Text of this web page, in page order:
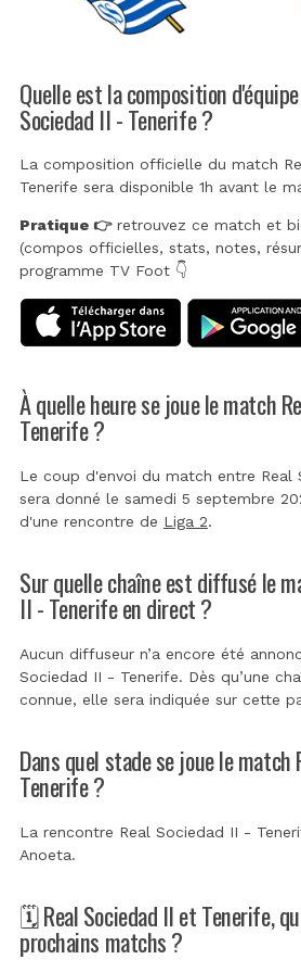
Quelle est la composition
Sociedad II - Tenerife ?
La composition officielle du match
Tenerife sera disponible 1h avant le
Pratique 👉retrouvez ce match et
(compos officielles, stats, notes,
programme TV Foot 👇
À quelle heure se joue le match
Tenerife ?
Le coup d'envoi du match entre Real
sera donné le samedi 5 septembre
d'une rencontre de Liga 2.
Sur quelle chaîne est diffusé le
II - Tenerife en direct ?
Aucun diffuseur n’a encore été
Sociedad II - Tenerife. Dès qu’une
connue, elle sera indiquée sur cette
Dans quel stade se joue le match
Tenerife ?
La rencontre Real Sociedad II -
Anoeta.
🗓️ Real Sociedad II et Tenerife,
prochains matchs ?